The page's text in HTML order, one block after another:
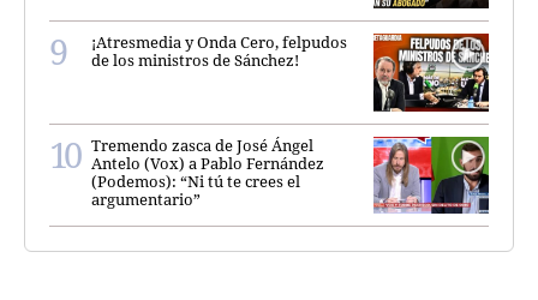
¡Atresmedia y Onda Cero, felpudos
de los ministros de Sánchez!
Tremendo zasca de José Ángel
Antelo (Vox) a Pablo Fernández
(Podemos): “Ni tú te crees el
argumentario”